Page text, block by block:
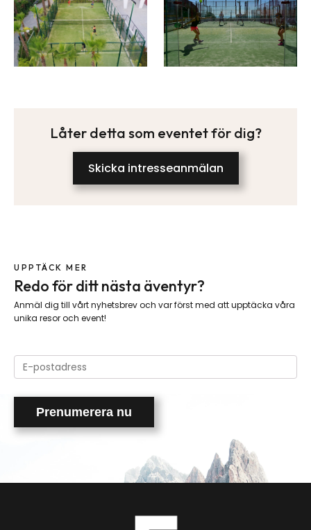
Låter detta som eventet för dig?
Skicka intresseanmälan
UPPTÄCK MER
Redo för ditt nästa äventyr?
Anmäl dig till vårt nyhetsbrev och var först med att upptäcka våra
unika resor och event!
Please
leave